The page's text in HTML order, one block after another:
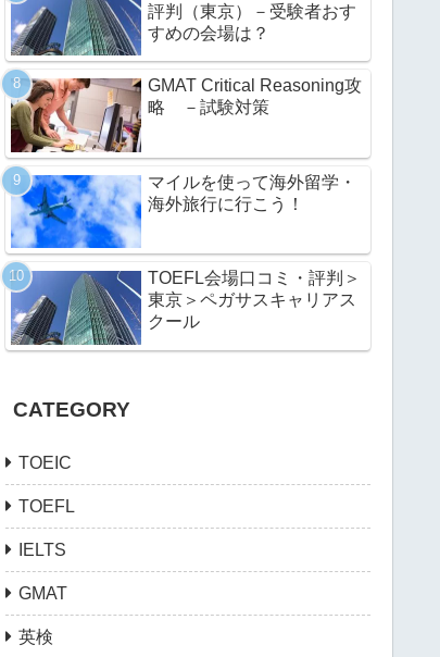
評判（東京）－受験者おす
すめの会場は？
GMAT Critical Reasoning攻
略 －試験対策
マイルを使って海外留学・
海外旅行に行こう！
TOEFL会場口コミ・評判＞
東京＞ペガサスキャリアス
クール
CATEGORY
TOEIC
TOEFL
IELTS
GMAT
英検